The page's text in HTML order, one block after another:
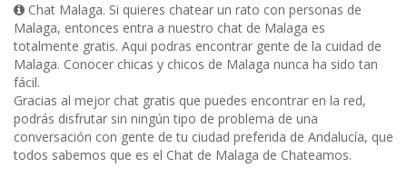
Chat Malaga. Si quieres chatear un rato con personas de
Malaga, entonces entra a nuestro chat de Malaga es
totalmente gratis. Aqui podras encontrar gente de la cuidad de
Malaga. Conocer chicas y chicos de Malaga nunca ha sido tan
fácil.
Gracias al mejor chat gratis que puedes encontrar en la red,
podrás disfrutar sin ningún tipo de problema de una
conversación con gente de tu ciudad preferida de Andalucía, que
todos sabemos que es el Chat de Malaga de Chateamos.